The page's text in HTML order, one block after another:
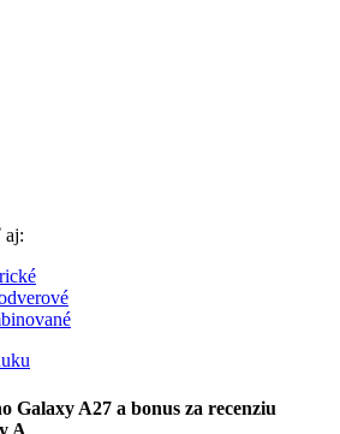
aj: